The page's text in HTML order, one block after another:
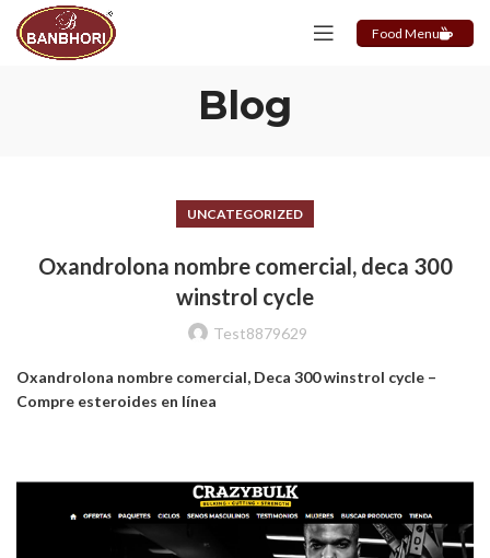
Food Menu
Blog
UNCATEGORIZED
Oxandrolona nombre comercial, deca 300
winstrol cycle
Test8879629
Oxandrolona nombre comercial, Deca 300 winstrol cycle –
Compre esteroides en línea